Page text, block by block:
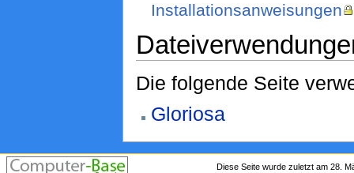
Installationsanweisungen
Die folgende Seite
Gloriosa
Diese Seite wurde zuletzt am 28.